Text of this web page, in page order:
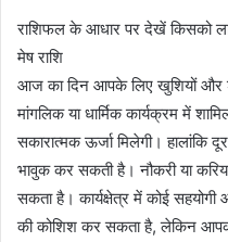
राशिफल के आधार पर देखें किसको
मेष राशि
आज का दिन आपके लिए खुशियों और
मांगलिक या धार्मिक कार्यक्रम में
सकारात्मक ऊर्जा मिलेगी। हालांकि
भावुक कर सकती है। नौकरी या
सकता है। कार्यक्षेत्र में कोई
की कोशिश कर सकता है, लेकिन